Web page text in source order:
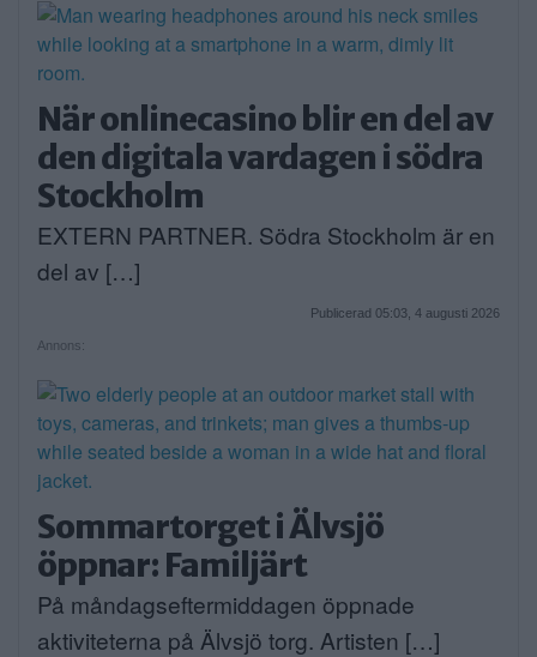
När onlinecasino blir en del av
den digitala vardagen i södra
Stockholm
EXTERN PARTNER. Södra Stockholm är en
del av […]
Publicerad 05:03, 4 augusti 2026
Annons:
Sommartorget i Älvsjö
öppnar: Familjärt
På måndagseftermiddagen öppnade
aktiviteterna på Älvsjö torg. Artisten […]